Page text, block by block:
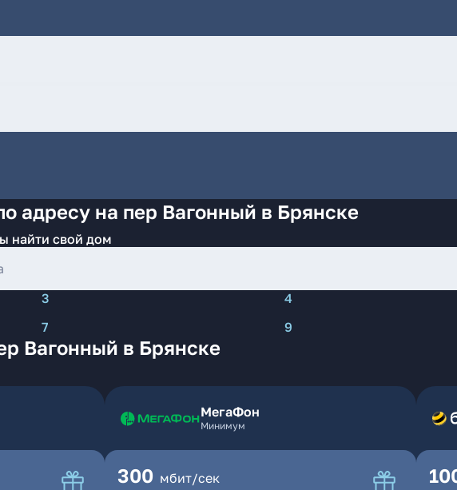
адресу на пер Вагонный в Брянске
найти свой дом
3 4
7 9
Вагонный в Брянске
МегаФон
Минимум
300 мбит/сек